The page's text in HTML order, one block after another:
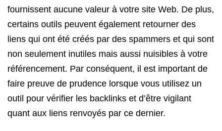
fournissent aucune valeur à votre site Web. De plus,
certains outils peuvent également retourner des
liens qui ont été créés par des spammers et qui sont
non seulement inutiles mais aussi nuisibles à votre
référencement. Par conséquent, il est important de
faire preuve de prudence lorsque vous utilisez un
outil pour vérifier les backlinks et d’être vigilant
quant aux liens renvoyés par ce dernier.